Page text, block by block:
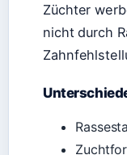
Züchter
nicht durch